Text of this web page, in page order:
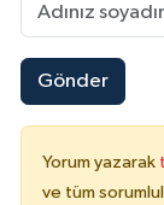
Gönder
Yorum yazarak
ve tüm